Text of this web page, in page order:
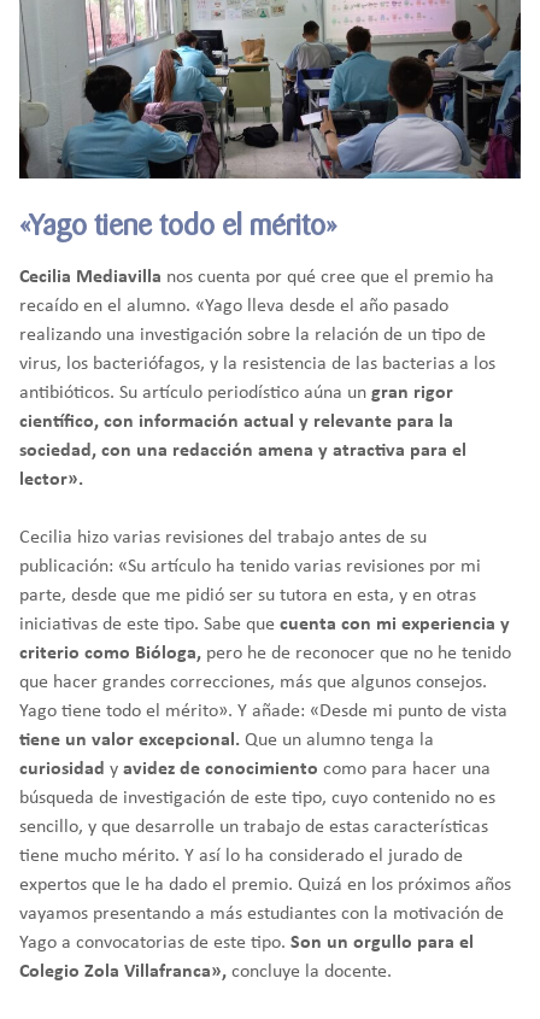
«Yago tiene todo el mérito»
Cecilia Mediavilla nos cuenta por qué cree que el premio ha
recaído en el alumno. «Yago lleva desde el año pasado
realizando una investigación sobre la relación de un tipo de
virus, los bacteriófagos, y la resistencia de las bacterias a los
antibióticos. Su artículo periodístico aúna un gran rigor
científico, con información actual y relevante para la
sociedad, con una redacción amena y atractiva para el
lector».
Cecilia hizo varias revisiones del trabajo antes de su
publicación: «Su artículo ha tenido varias revisiones por mi
parte, desde que me pidió ser su tutora en esta, y en otras
iniciativas de este tipo. Sabe que cuenta con mi experiencia y
criterio como Bióloga, pero he de reconocer que no he tenido
que hacer grandes correcciones, más que algunos consejos.
Yago tiene todo el mérito». Y añade: «Desde mi punto de vista
tiene un valor excepcional. Que un alumno tenga la
curiosidad y avidez de conocimiento como para hacer una
búsqueda de investigación de este tipo, cuyo contenido no es
sencillo, y que desarrolle un trabajo de estas características
tiene mucho mérito. Y así lo ha considerado el jurado de
expertos que le ha dado el premio. Quizá en los próximos años
vayamos presentando a más estudiantes con la motivación de
Yago a convocatorias de este tipo. Son un orgullo para el
Colegio Zola Villafranca», concluye la docente.